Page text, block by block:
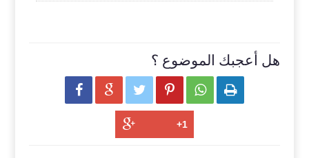
هل أعجبك الموضوع ؟
     